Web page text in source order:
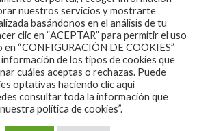
-CODETIPITHEME
nuestros servicios y mostrarte
basándonos en el análisis de tu
clic en “ACEPTAR” para permitir el uso
en “CONFIGURACIÓN DE COOKIES”
de los tipos de cookies que
cuáles aceptas o rechazas. Puede
optativas haciendo clic aquí
consultar toda la información que
política de cookies”.